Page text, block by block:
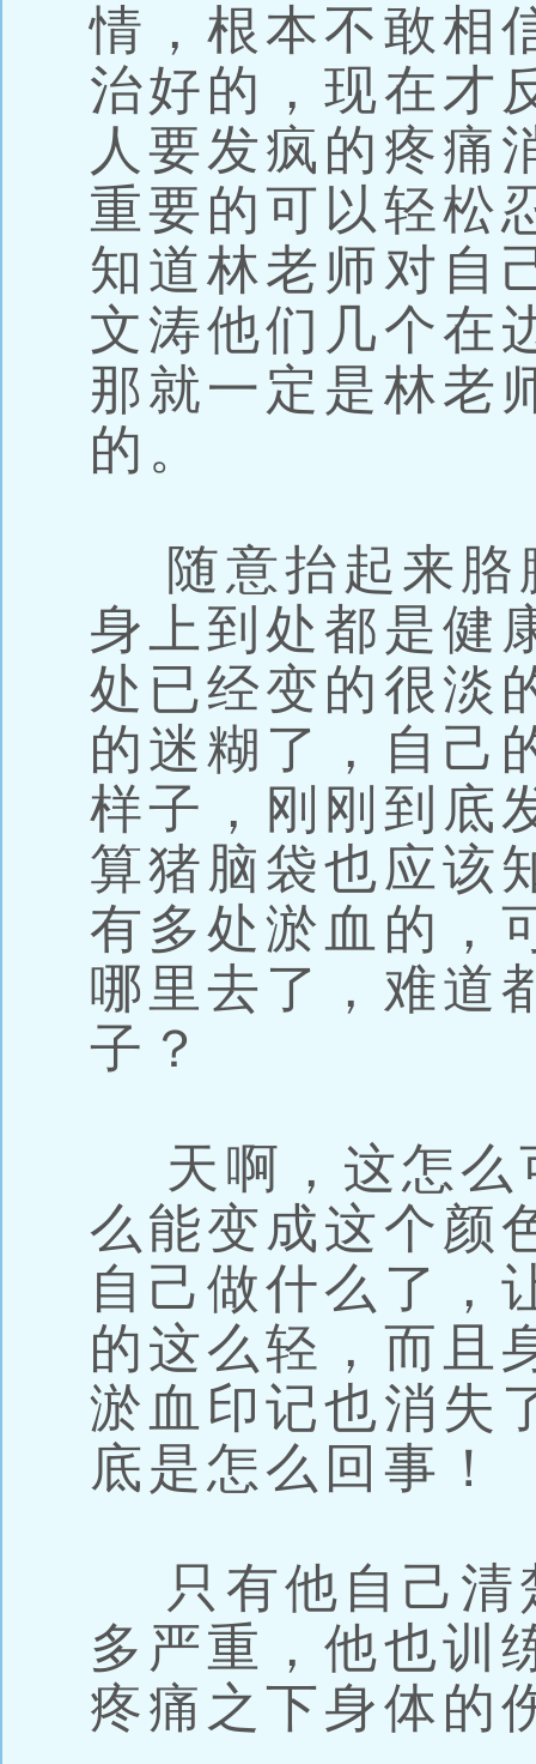
情，根本不敢相
治好的，现在才
人要发疯的疼痛
重要的可以轻松
知道林老师对自
文涛他们几个在
那就一定是林老
的。
随意抬起来胳
身上到处都是健
处已经变的很淡
的迷糊了，自己
样子，刚刚到底
算猪脑袋也应该
有多处淤血的，
哪里去了，难道
子？
天啊，这怎么
么能变成这个颜
自己做什么了，
的这么轻，而且
淤血印记也消失
底是怎么回事！
只有他自己清
多严重，他也训
疼痛之下身体的